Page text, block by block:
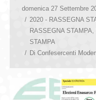
domenica 27 Settembre
2020 - RASSEGNA
RASSEGNA STAMPA
STAMPA
Di Confesercenti